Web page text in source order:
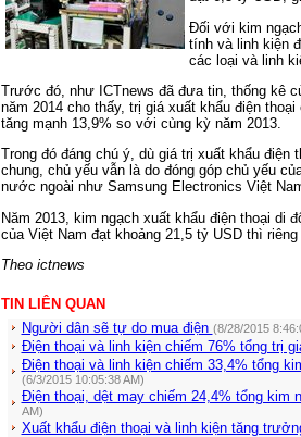
Đối với kim
tính và linh kiện
các loại và linh
Trước đó, như ICTnews đã đưa tin, thống kê
năm 2014 cho thấy, trị giá xuất khẩu điện
tăng mạnh 13,9% so với cùng kỳ năm 2013.
Trong đó đáng chú ý, dù giá trị xuất khẩu điện
chung, chủ yếu vẫn là do đóng góp chủ yếu
nước ngoài như Samsung Electronics Việt
Năm 2013, kim ngạch xuất khẩu điện thoại di
của Việt Nam đạt khoảng 21,5 tỷ USD thì
Theo ictnews
TIN LIÊN QUAN
Người dân sẽ tự do mua điện (8/28/2015
Điện thoại và linh kiện chiếm 76% tổng trị
Điện thoại và linh kiện chiếm 33,4% tổng
(6/3/2015 10:05:38 AM)
Điện thoại, dệt may chiếm 24,4% tổng kim
AM)
Xuất khẩu điện thoại và linh kiện tăng